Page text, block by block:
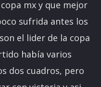
mx y que mejor
sufrida antes los
el lider de la copa
había varios
dos cuadros, pero